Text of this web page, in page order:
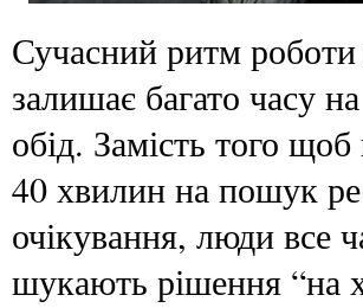
Сучасний ритм
залишає багато часу
обід. Замість того щоб
40 хвилин на пошук
очікування, люди все
шукають рішення “на